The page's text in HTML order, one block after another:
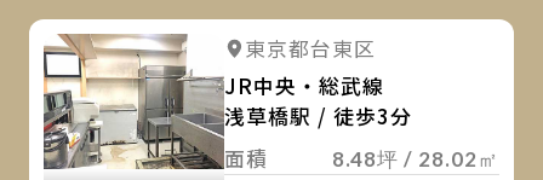
詳細を見る
東京都台東区
JR中央・総武線
浅草橋駅 / 徒歩3分
面積
8.48坪 / 28.02㎡